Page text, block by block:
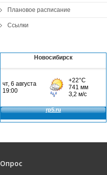
Плановое расписание
Ссылки
Новосибирск
Опрос